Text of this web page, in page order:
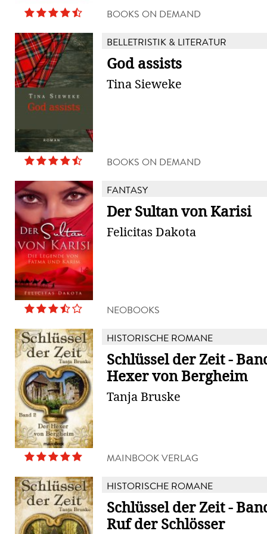
BOOKS ON DEMAND
BELLETRISTIK & LITERATUR
God assists
Tina Sieweke
BOOKS ON DEMAND
FANTASY
Der Sultan von Karisi
Felicitas Dakota
NEOBOOKS
HISTORISCHE ROMANE
Schlüssel der Zeit -
Hexer von Bergheim
Tanja Bruske
MAINBOOK VERLAG
HISTORISCHE ROMANE
Schlüssel der Zeit -
Ruf der Schlösser